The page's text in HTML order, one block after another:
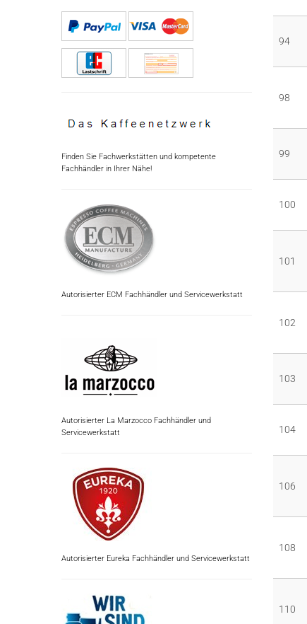
Finden Sie Fachwerkstätten und kompetente
Fachhändler in Ihrer Nähe!
Autorisierter ECM Fachhändler und Servicewerkstatt
Autorisierter La Marzocco Fachhändler und
Servicewerkstatt
Autorisierter Eureka Fachhändler und Servicewerkstatt
94
98
99
100
101
102
103
104
106
108
110